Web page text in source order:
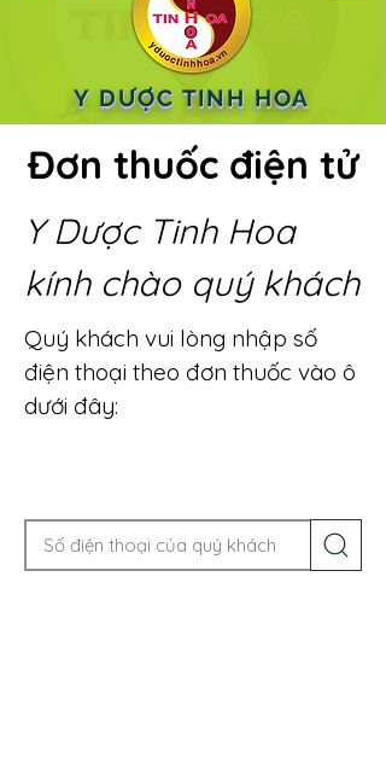
Y DƯỢC TINH HOA
Đơn thuốc điện tử
Y Dược Tinh Hoa
kính chào quý khách
Quý khách vui lòng nhập số
điện thoại theo đơn thuốc vào ô
dưới đây: